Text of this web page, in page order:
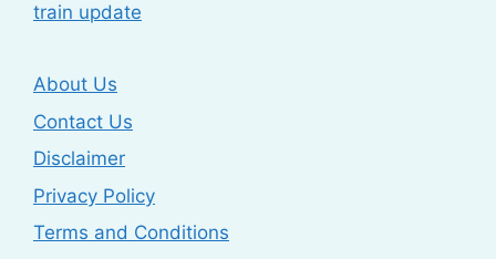
train update
About Us
Contact Us
Disclaimer
Privacy Policy
Terms and Conditions